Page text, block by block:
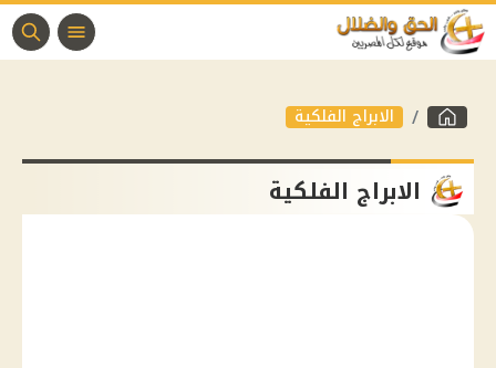
الابراج الفلكية
الابراج الفلكية